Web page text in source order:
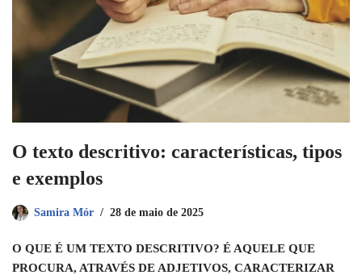
O texto descritivo: características, tipos
e exemplos
Samira Mór 28 de maio de 2025
O QUE É UM TEXTO DESCRITIVO? É AQUELE QUE
PROCURA, ATRAVÉS DE ADJETIVOS, CARACTERIZAR